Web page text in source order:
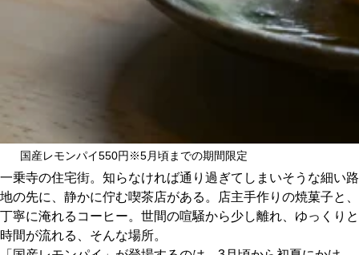
チケットプレゼント応募
MAIN MENU
SERIES
国産レモンパイ550円※5月頃までの期間限定
一乗寺の住宅街。知らなければ通り過ぎてしまいそうな細い路
地の先に、静かに佇む喫茶店がある。店主手作りの焼菓子と、
丁寧に淹れるコーヒー。世間の喧騒から少し離れ、ゆっくりと
時間が流れる、そんな場所。